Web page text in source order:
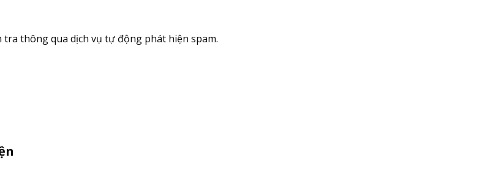
thông qua dịch vụ tự động phát hiện spam.